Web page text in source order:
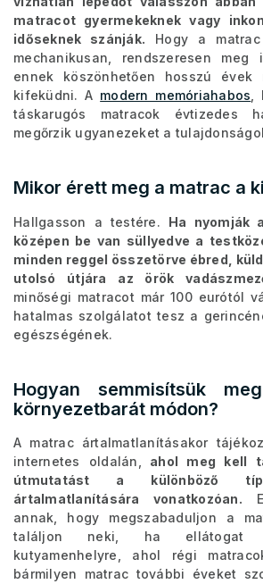
matracot gyermekeknek vagy
időseknek szánják. Hogy a
mechanikusan, rendszeresen
ennek köszönhetően hosszú évek
kifeküdni. A modern memóriahabos
táskarugós matracok évtizedes
megőrzik ugyanezeket a
Mikor érett meg a matrac a
Hallgasson a testére. Ha nyomják
középen be van süllyedve a
minden reggel összetörve ébred,
utolsó útjára az örök
minőségi matracot már 100 eurótól
hatalmas szolgálatot tesz a
egészségének.
Hogyan semmisítsük
környezetbarát módon?
A matrac ártalmatlanításakor
internetes oldalán, ahol meg kell
útmutatást a különböző
ártalmatlanítására vonatkozóan.
annak, hogy megszabaduljon a
találjon neki, ha ellátogat
kutyamenhelyre, ahol régi
bármilyen matrac további éveket